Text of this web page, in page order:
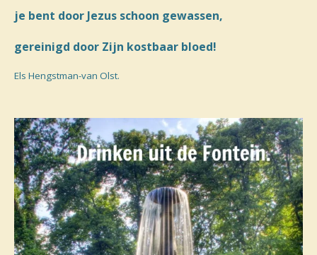
je bent door Jezus schoon gewassen,
gereinigd door Zijn kostbaar bloed!
Els Hengstman-van Olst.